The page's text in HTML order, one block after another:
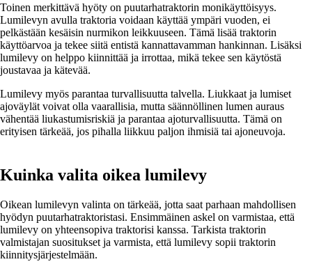
Toinen merkittävä hyöty on puutarhatraktorin monikäyttöisyys.
Lumilevyn avulla traktoria voidaan käyttää ympäri vuoden, ei
pelkästään kesäisin nurmikon leikkuuseen. Tämä lisää traktorin
käyttöarvoa ja tekee siitä entistä kannattavamman hankinnan. Lisäksi
lumilevy on helppo kiinnittää ja irrottaa, mikä tekee sen käytöstä
joustavaa ja kätevää.
Lumilevy myös parantaa turvallisuutta talvella. Liukkaat ja lumiset
ajoväylät voivat olla vaarallisia, mutta säännöllinen lumen auraus
vähentää liukastumisriskiä ja parantaa ajoturvallisuutta. Tämä on
erityisen tärkeää, jos pihalla liikkuu paljon ihmisiä tai ajoneuvoja.
Kuinka valita oikea lumilevy
Oikean lumilevyn valinta on tärkeää, jotta saat parhaan mahdollisen
hyödyn puutarhatraktoristasi. Ensimmäinen askel on varmistaa, että
lumilevy on yhteensopiva traktorisi kanssa. Tarkista traktorin
valmistajan suositukset ja varmista, että lumilevy sopii traktorin
kiinnitysjärjestelmään.